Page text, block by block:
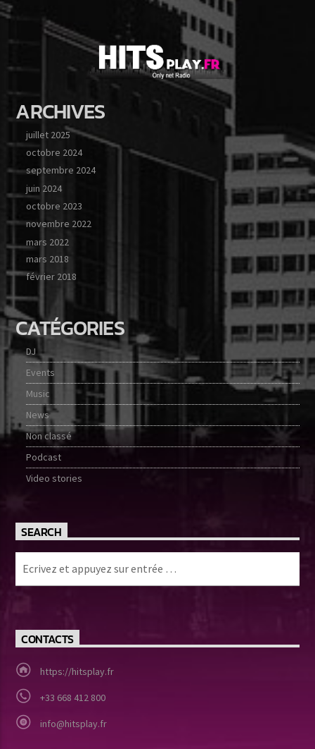
ARCHIVES
juillet 2025
octobre 2024
septembre 2024
juin 2024
octobre 2023
novembre 2022
mars 2022
mars 2018
février 2018
CATÉGORIES
DJ
Events
Music
News
Non classé
Podcast
Video stories
SEARCH
CONTACTS
https://hitsplay.fr
+33 668 412 800
info@hitsplay.fr